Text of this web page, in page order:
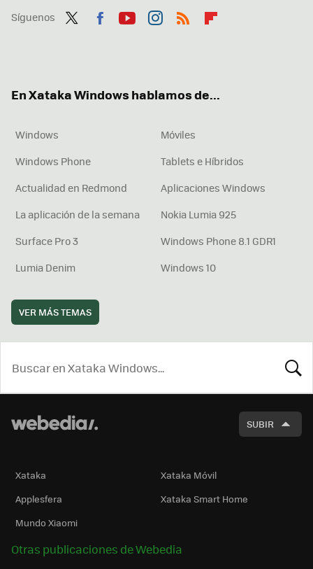
Síguenos
En Xataka Windows hablamos de...
Windows
Móviles
Windows Phone
Tablets e Híbridos
Actualidad en Redmond
Aplicaciones Windows
La aplicación de la semana
Nokia Lumia 925
Surface Pro 3
Windows Phone 8.1 GDR1
Lumia Denim
Windows 10
VER MÁS TEMAS
SUBIR
Xataka
Xataka Móvil
Applesfera
Xataka Smart Home
Mundo Xiaomi
Otras publicaciones de Webedia